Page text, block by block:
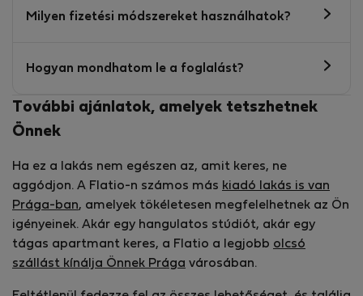
Milyen fizetési módszereket használhatok?
Hogyan mondhatom le a foglalást?
További ajánlatok, amelyek tetszhetnek
Önnek
Ha ez a lakás nem egészen az, amit keres, ne
aggódjon. A Flatio-n számos más kiadó lakás is van
Prága-ban, amelyek tökéletesen megfelelhetnek az Ön
igényeinek. Akár egy hangulatos stúdiót, akár egy
tágas apartmant keres, a Flatio a legjobb olcsó
szállást kínálja Önnek Prága városában.